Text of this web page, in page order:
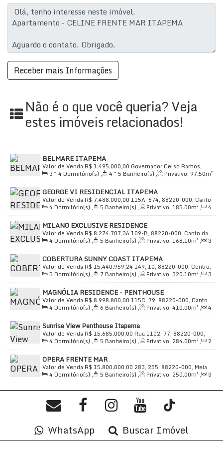
Características do Imóvel:
Quartos: 4 (sendo 4 suítes)
Salas:3
Vagas na Garagem: 4
Closet
Comodidades e Infraestrutura:
Circuito de TVpara maior segurança.
Acesso a Deficientes, garantindo acessibilidade
para todos.
Bicicletárioduplo.
Academiatotalmente equipada.
Churrasqueirapara momentos de lazer.
Bistrô com Adegapara apreciar os melhores vinhos.
Área Comumcom alto padrão de acabamento.
Alto Padrãode construção e design.
Facilidades Próximas:
Avenidaprincipal com fácil acesso.
Bancoe serviços financeiros.
Banca de Revistaspara se manter atualizado.
Açouguecom produtos de qualidade.
Águapotável de excelente qualidade disponível.
Oportunidade Única:
Esta penthouse é a escolha perfeita para quem busca
viver com exclusividade, conforto e conveniência em um
dos melhores pontos de Itapema. Agende sua visita e
venha conhecer de perto essa joia do mercado
imobiliário.
Contato: (47) 99711-3000
Não é o que você queria? Veja
estes imóveis relacionados!
BELMARE ITAPEMA
R$ 1.495.000,00
Valor de Venda
Governador Celso Ramos,
650, 88220-000, Canto da Praia, Itapema, Santa Catarina,
Brasil
3 ~ 4 Dormitório(s) , 4 ~ 5 Banheiro(s) , Privativo: 97.50m²
,
2Sala(s), 3 ~ 4 Suíte(s), Total: 120.00m², 2 Vaga(s),
Útil:97.50~ 97.90m²
GEORGE VI RESIDENCIAL ITAPEMA
R$ 7.488.000,00
Valor de Venda
115A, 674, 88220-000, Canto
da Praia, Itapema, Santa Catarina, Brasil
4 Dormitório(s) , 5 Banheiro(s) , Privativo: 185.00m² ,
4
Sala(s) , 4Suíte(s) , Total:320.00m² , 3Vaga(s) ,
Útil:
185.00m²
MILANO EXCLUSIVE RESIDENCE
R$ 8.274.707,36
Valor de Venda
109-B, 88220-000, Canto da
Praia, Itapema, Santa Catarina, Brasil
4 Dormitório(s) , 5 Banheiro(s) , Privativo: 168.10m² ,
3
Sala(s) , 4Suíte(s) , Total:212.00m² , 3Vaga(s) ,
Útil:
168.10m²
COBERTURA SUNNY COAST ITAPEMA
R$ 15.440.959,24
Valor de Venda
149, 10, 88220-000, Centro,
Itapema, Santa Catarina, Brasil
5 Dormitório(s) , 7 Banheiro(s) , Privativo: 320.10m² ,
3
Sala(s) , 5Suíte(s) , Total:420.06~ 420.10m², 5 Vaga(s),
Útil:320.10m²
MAGNÓLIA RESIDENCE - PENTHOUSE
R$ 8.998.800,00
Valor de Venda
115C, 79, 88220-000, Canto
da Praia, Itapema, Santa Catarina, Brasil
4 Dormitório(s) , 6 Banheiro(s) , Privativo: 410.00m² ,
4
Sala(s) , 4Suíte(s) , Total:550.00m² , 5Vaga(s) ,
50m
Distância do Mar, Útil:410.00m²
Sunrise View Penthouse Itapema
R$ 15.685.000,00
Valor de Venda
Rua 1102, 77, 88220-000,
Ilhota, Itapema, Santa Catarina, Brasil
4 Dormitório(s) , 5 Banheiro(s) , Privativo: 284.00m² ,
2
Sala(s) , 4Suíte(s) , Total:284.00m² , 3Vaga(s) ,
100m
Distância do Mar , Útil:
OPERA FRENTE MAR
R$ 15.800.000,00
Valor de Venda
283, 255, 88220-000, Meia
Praia, Itapema, Santa Catarina, Brasil
4 Dormitório(s) , 5 Banheiro(s) , Privativo: 250.00m² ,
3
Distância do Mar, Útil:250.00m²
WhatsApp Buscar Imóvel